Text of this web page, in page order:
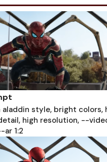
aladdin style, bright colors,
high resolution, --
1:2